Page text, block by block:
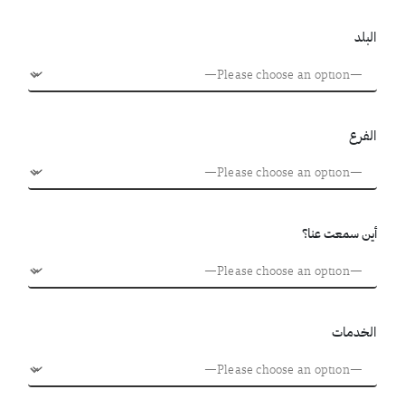
البلد
الفرع
أين سمعت عنا؟
الخدمات